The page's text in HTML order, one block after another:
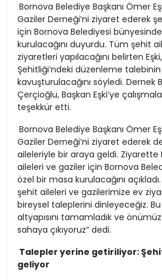
Bornova Belediye Başkanı Ömer
Gaziler Derneği’ni ziyaret ederek
için Bornova Belediyesi
kurulacağını duyurdu. Tüm şehit
ziyaretleri yapılacağını belirten
Şehitliği’ndeki düzenleme
kavuşturulacağını söyledi. Dernek
Çerçioğlu, Başkan Eşki’ye
teşekkür etti.
Bornova Belediye Başkanı Ömer
Gaziler Derneği’ni ziyaret ederek
aileleriyle bir araya geldi. Ziyarette
aileleri ve gaziler için Bornova
özel bir masa kurulacağını
şehit aileleri ve gazilerimize ev
bireysel taleplerini dinleyeceğiz. Bu
altyapısını tamamladık ve
sahaya çıkıyoruz” dedi.
Talepler yerine getiriliyor:
geliyor